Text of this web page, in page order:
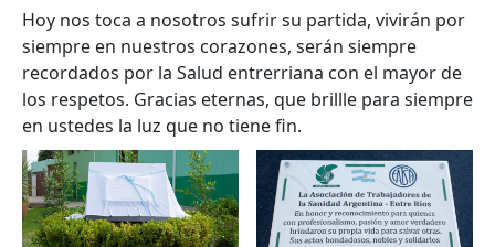
Hoy nos toca a nosotros sufrir su partida, vivirán por
siempre en nuestros corazones, serán siempre
recordados por la Salud entrerriana con el mayor de
los respetos. Gracias eternas, que brillle para siempre
en ustedes la luz que no tiene fin.